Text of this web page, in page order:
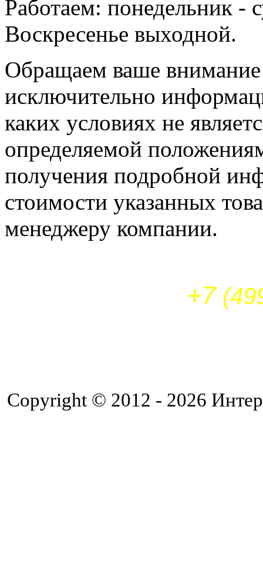
Работаем: понедельник -
Воскресенье выходной.
Обращаем ваше внимание
исключительно
каких условиях не
определяемой
получения подробной
стоимости указанных
менеджеру компании.
+7
Copyright © 2012 - 2026